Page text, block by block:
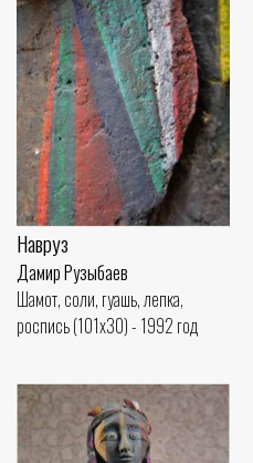
Навруз
Дамир Рузыбаев
Шамот, соли, гуашь, лепка,
роспись (101x30) - 1992 год